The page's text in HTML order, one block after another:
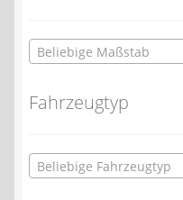
Beliebige Maßstab
Fahrzeugtyp
Beliebige Fahrzeugtyp